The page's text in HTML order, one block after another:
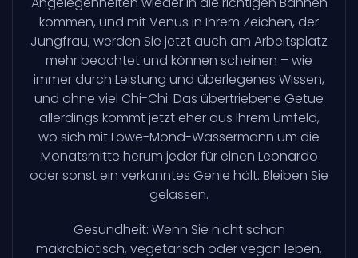
kommen, und mit Venus in Ihrem Zeichen, der
Jungfrau, werden Sie jetzt auch am Arbeitsplatz
mehr beachtet und können scheinen – wie
immer durch Leistung und überlegenes Wissen,
und ohne viel Chi-Chi. Das übertriebene Getue
allerdings kommt jetzt eher aus Ihrem Umfeld,
wo sich mit Löwe-Mond-Wassermann um die
Monatsmitte herum jeder für einen Leonardo
oder sonst ein verkanntes Genie hält. Bleiben Sie
gelassen.
Gesundheit: Wenn Sie nicht schon
makrobiotisch, vegetarisch oder vegan leben,